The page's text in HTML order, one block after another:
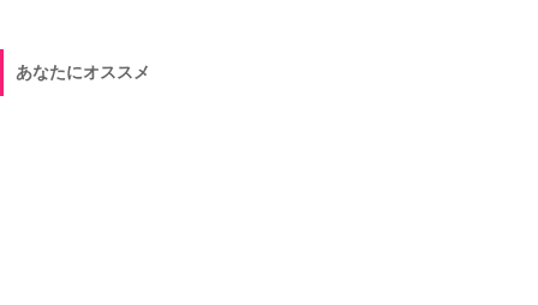
あなたにオススメ